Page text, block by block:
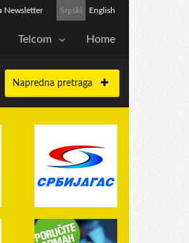
Srpski English
Newsletter
Telcom Home
Napredna pretraga